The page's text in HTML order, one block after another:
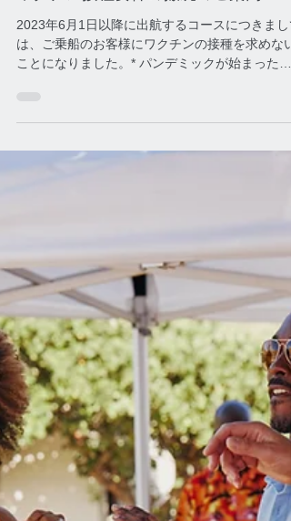
ワクチン接種要件の撤廃のご案内
2023年6月1日以降に出航するコースにつきまし
ィルターやUV-C照射など船舶の空調システムを